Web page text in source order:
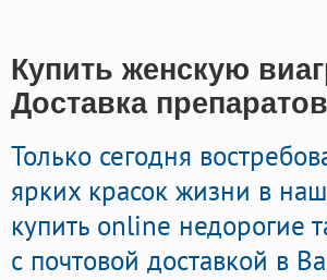
Купить женскую
Доставка
Только сегодня
ярких красок жизни в
купить online недорогие
с почтовой доставкой в